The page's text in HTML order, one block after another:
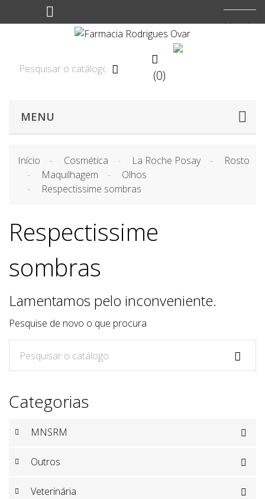
Moeda:


(0)
MENU
Início Cosmética La Roche Posay
Rosto
Maquilhagem
Olhos
Respectissime sombras
Categorias
MNSRM 
Outros 
Veterinária 
Respectissime
sombras
Lamentamos pelo inconveniente.
Pesquise de novo o que procura
